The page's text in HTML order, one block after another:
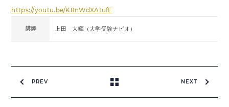
https://youtu.be/K8nWdXAtufE
講師 上田 大暉（大学受験ナビオ）
PREV NEXT